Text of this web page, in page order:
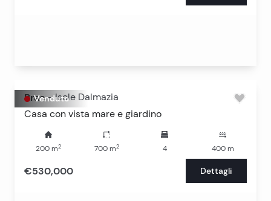
Venduto
Brac - Isole Dalmazia
Casa con vista mare e giardino
200 m2 700m2 4 400m
€530,000 Dettagli